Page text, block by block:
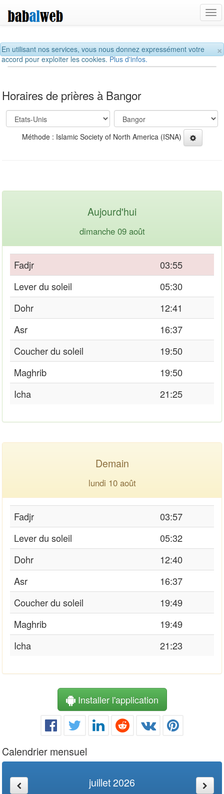
×
En utilisant nos services, vous nous donnez expressément votre
accord pour exploiter les cookies.Plus d'infos.
Horaires de prières à Bangor
Méthode : Islamic Society of North America (ISNA)
Aujourd'hui
dimanche 09 août
Fadjr
03:55
Lever du soleil
05:30
Dohr
12:41
Asr
16:37
Coucher du soleil
19:50
Maghrib
19:50
Icha
21:25
Demain
lundi 10 août
Fadjr
03:57
Lever du soleil
05:32
Dohr
12:40
Asr
16:37
Coucher du soleil
19:49
Maghrib
19:49
Icha
21:23
Installer l'application
Calendrier mensuel
juillet 2026